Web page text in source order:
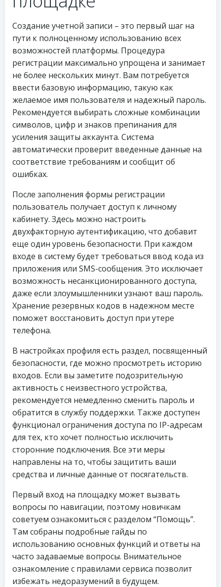
Создание учетной записи – это первый шаг на
пути к полноценному использованию всех
возможностей платформы. Процедура
регистрации максимально упрощена и занимает
не более нескольких минут. Вам потребуется
ввести базовую информацию, такую как
желаемое имя пользователя и надежный пароль.
Рекомендуется выбирать сложные комбинации
символов, цифр и знаков препинания для
усиления защиты аккаунта. Система
автоматически проверит введенные данные на
соответствие требованиям и сообщит об
ошибках.
После заполнения формы регистрации
пользователь получает доступ к личному
кабинету. Здесь можно настроить
двухфакторную аутентификацию, что добавит
еще один уровень безопасности. При каждом
входе в систему будет требоваться ввод кода из
приложения или SMS-сообщения. Это исключает
возможность несанкционированного доступа,
даже если злоумышленники узнают ваш пароль.
Хранение резервных кодов в надежном месте
поможет восстановить доступ при утере
телефона.
В настройках профиля есть раздел, посвященный
безопасности, где можно просмотреть историю
входов. Если вы заметите подозрительную
активность с неизвестного устройства,
рекомендуется немедленно сменить пароль и
обратится в службу поддержки. Также доступен
функционал ограничения доступа по IP-адресам
для тех, кто хочет полностью исключить
сторонние подключения. Все эти меры
направлены на то, чтобы защитить ваши
средства и личные данные от посягательств.
Первый вход на площадку может вызвать
вопросы по навигации, поэтому новичкам
советуем ознакомиться с разделом “Помощь”.
Там собраны подробные гайды по
использованию основных функций и ответы на
часто задаваемые вопросы. Внимательное
ознакомление с правилами сервиса позволит
избежать недоразумений в будущем.